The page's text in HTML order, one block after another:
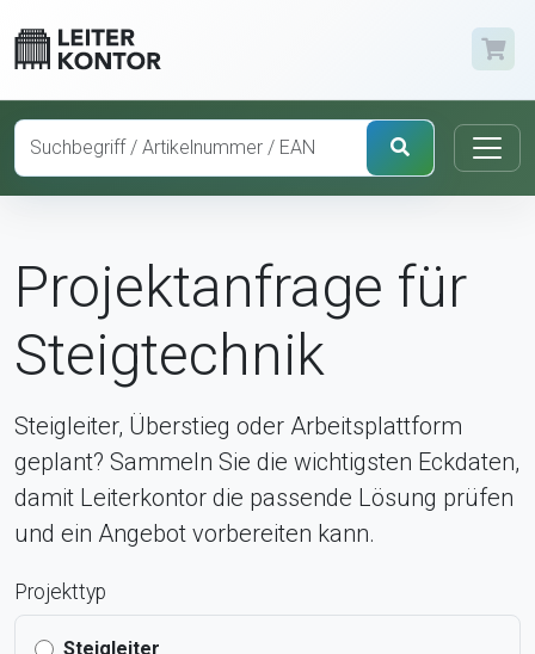
Projektanfrage für
Steigtechnik
Steigleiter, Überstieg oder Arbeitsplattform
geplant? Sammeln Sie die wichtigsten Eckdaten,
damit Leiterkontor die passende Lösung prüfen
und ein Angebot vorbereiten kann.
Projekttyp
Steigleiter